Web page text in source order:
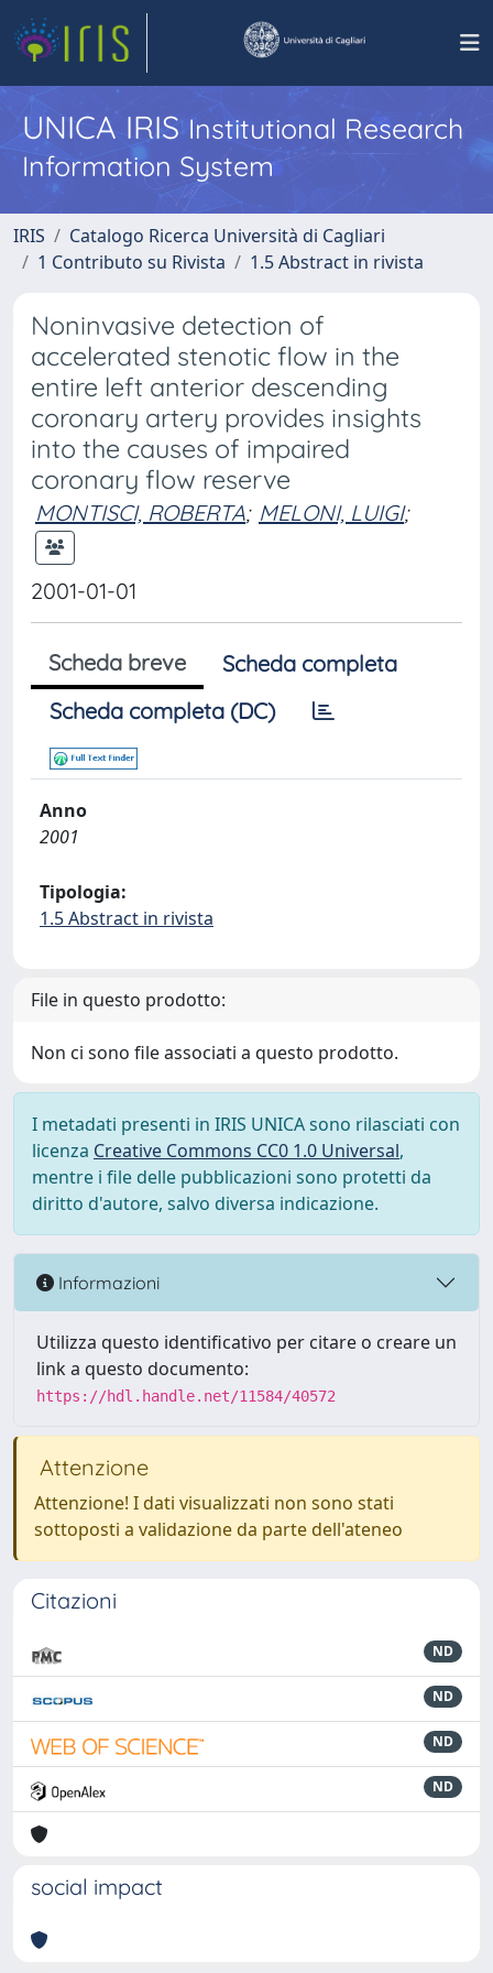
UNICA IRISInstitutional Research
Information System
IRIS
Catalogo Ricerca Università di Cagliari
1 Contributo su Rivista
1.5 Abstract in rivista
Noninvasive detection of
accelerated stenotic flow in the
entire left anterior descending
coronary artery provides insights
into the causes of impaired
coronary flow reserve
MONTISCI, ROBERTA; MELONI, LUIGI;
2001-01-01
Scheda breve
Scheda completa
Scheda completa (DC)
Anno
2001
Tipologia:
1.5 Abstract in rivista
File in questo prodotto:
Non ci sono file associati a questo prodotto.
I metadati presenti in IRIS UNICA sono rilasciati con
licenza Creative Commons CC0 1.0 Universal,
mentre i file delle pubblicazioni sono protetti da
diritto d'autore, salvo diversa indicazione.
Informazioni
Utilizza questo identificativo per citare o creare un
link a questo documento:
https://hdl.handle.net/11584/40572
Attenzione
Attenzione! I dati visualizzati non sono stati
sottoposti a validazione da parte dell'ateneo
Citazioni
ND
ND
ND
ND
social impact